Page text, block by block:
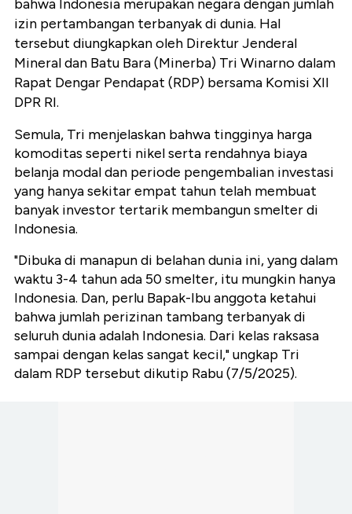
bahwa Indonesia merupakan negara dengan jumlah
izin pertambangan terbanyak di dunia. Hal
tersebut diungkapkan oleh Direktur Jenderal
Mineral dan Batu Bara (Minerba) Tri Winarno dalam
Rapat Dengar Pendapat (RDP) bersama Komisi XII
DPR RI.
Semula, Tri menjelaskan bahwa tingginya harga
komoditas seperti nikel serta rendahnya biaya
belanja modal dan periode pengembalian investasi
yang hanya sekitar empat tahun telah membuat
banyak investor tertarik membangun smelter di
Indonesia.
"Dibuka di manapun di belahan dunia ini, yang dalam
waktu 3-4 tahun ada 50 smelter, itu mungkin hanya
Indonesia. Dan, perlu Bapak-Ibu anggota ketahui
bahwa jumlah perizinan tambang terbanyak di
seluruh dunia adalah Indonesia. Dari kelas raksasa
sampai dengan kelas sangat kecil," ungkap Tri
dalam RDP tersebut dikutip Rabu (7/5/2025).